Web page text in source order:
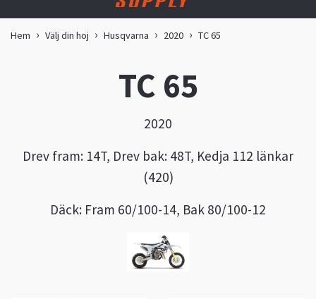
Hem Välj din hoj Husqvarna 2020 TC 65
TC 65
2020
Drev fram: 14T, Drev bak: 48T, Kedja 112 länkar
(420)
Däck: Fram 60/100-14, Bak 80/100-12